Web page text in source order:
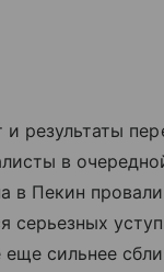
результаты
в
в Пекин
серьезных
сильнее